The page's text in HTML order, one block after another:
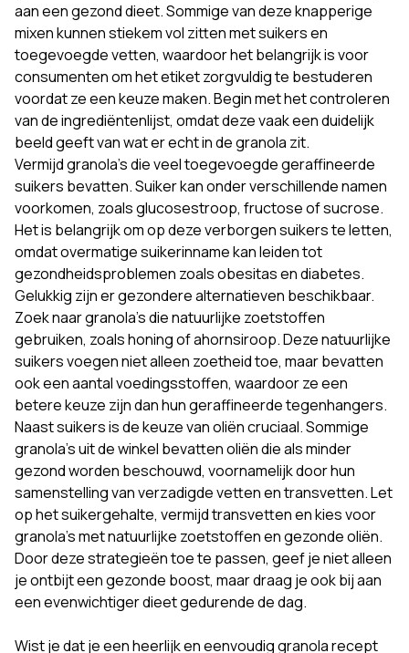
aan een gezond dieet. Sommige van deze knapperige
mixen kunnen stiekem vol zitten met suikers en
toegevoegde vetten, waardoor het belangrijk is voor
consumenten om het etiket zorgvuldig te bestuderen
voordat ze een keuze maken. Begin met het controleren
van de ingrediëntenlijst, omdat deze vaak een duidelijk
beeld geeft van wat er echt in de granola zit.
Vermijd granola's die veel toegevoegde geraffineerde
suikers bevatten. Suiker kan onder verschillende namen
voorkomen, zoals glucosestroop, fructose of sucrose.
Het is belangrijk om op deze verborgen suikers te letten,
omdat overmatige suikerinname kan leiden tot
gezondheidsproblemen zoals obesitas en diabetes.
Gelukkig zijn er gezondere alternatieven beschikbaar.
Zoek naar granola's die natuurlijke zoetstoffen
gebruiken, zoals honing of ahornsiroop. Deze natuurlijke
suikers voegen niet alleen zoetheid toe, maar bevatten
ook een aantal voedingsstoffen, waardoor ze een
betere keuze zijn dan hun geraffineerde tegenhangers.
Naast suikers is de keuze van oliën cruciaal. Sommige
granola's uit de winkel bevatten oliën die als minder
gezond worden beschouwd, voornamelijk door hun
samenstelling van verzadigde vetten en transvetten. Let
op het suikergehalte, vermijd transvetten en kies voor
granola's met natuurlijke zoetstoffen en gezonde oliën.
Door deze strategieën toe te passen, geef je niet alleen
je ontbijt een gezonde boost, maar draag je ook bij aan
een evenwichtiger dieet gedurende de dag.
Wist je dat je een heerlijk en eenvoudig granola recept